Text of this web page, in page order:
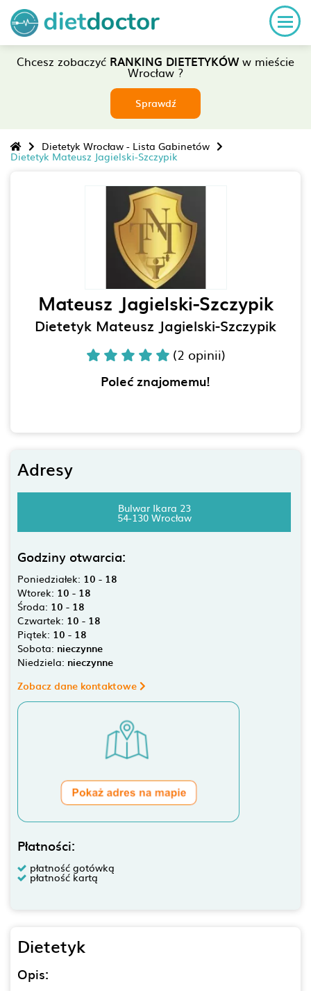
Chcesz zobaczyć RANKING DIETETYKÓWw mieście
Wrocław ?
Sprawdź
Dietetyk Wrocław - Lista Gabinetów
Dietetyk Mateusz Jagielski-Szczypik
Mateusz Jagielski-Szczypik
Dietetyk Mateusz Jagielski-Szczypik
(2 opinii)
Poleć znajomemu!
Adresy
Bulwar Ikara 23
54-130 Wrocław
Godziny otwarcia:
Poniedziałek: 10 - 18
Wtorek: 10 - 18
Środa: 10 - 18
Czwartek: 10 - 18
Piątek: 10 - 18
Sobota: nieczynne
Niedziela: nieczynne
Zobacz dane kontaktowe
Płatności:
płatność gotówką
płatność kartą
Dietetyk
Opis: